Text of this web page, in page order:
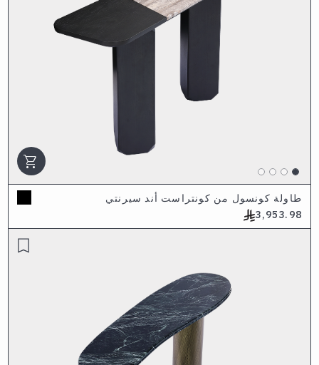
shopping_cart
طاولة كونسول من كونتراست أند سيرنتي
3,953.98